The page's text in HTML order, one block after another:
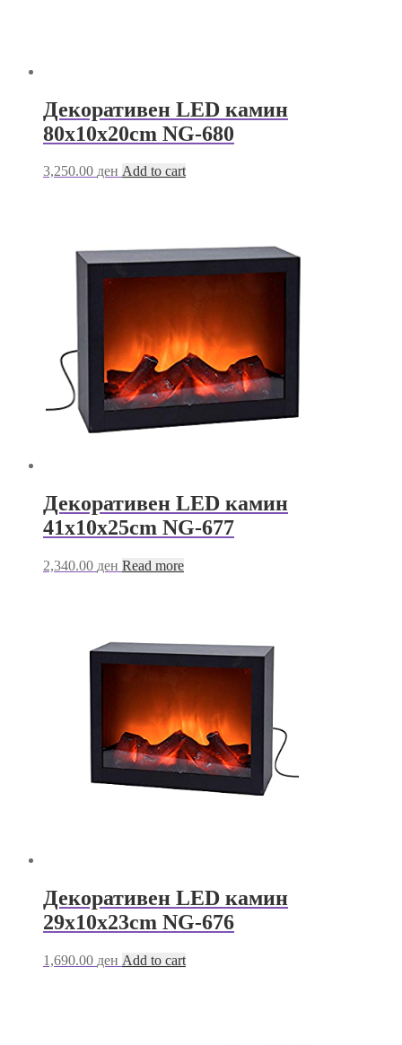
Декоративен LED камин
80х10х20cm NG-680
3,250.00 ден Add to cart
Декоративен LED камин
41х10х25cm NG-677
2,340.00 ден Read more
Декоративен LED камин
29х10х23cm NG-676
1,690.00 ден Add to cart